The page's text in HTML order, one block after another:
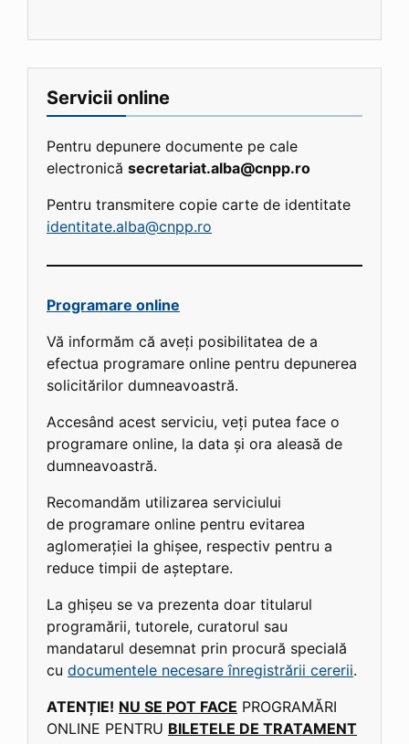
Servicii online
Pentru depunere documente pe cale
electronică secretariat.alba@cnpp.ro
Pentru transmitere copie carte de identitate
identitate.alba@cnpp.ro
Programare online
Vă informăm că aveți posibilitatea de a
efectua programare online pentru depunerea
solicitărilor dumneavoastră.
Accesând acest serviciu, veți putea face o
programare online, la data și ora aleasă de
dumneavoastră.
Recomandăm utilizarea serviciului
de programare online pentru evitarea
aglomerației la ghișee, respectiv pentru a
reduce timpii de așteptare.
La ghișeu se va prezenta doar titularul
programării, tutorele, curatorul sau
mandatarul desemnat prin procură specială
cu documentele necesare înregistrării cererii.
ATENȚIE! NU SE POT FACE PROGRAMĂRI
ONLINE PENTRU BILETELE DE TRATAMENT